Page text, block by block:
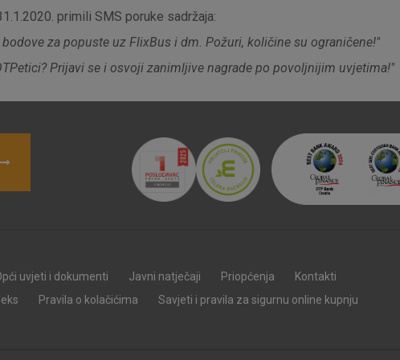
primili SMS poruke sadržaja:
za popuste uz FlixBus i dm. Požuri, količine su ograničene!"
Prijavi se i osvoji zanimljive nagrade po povoljnijim uvjetima!"
uvjeti i dokumenti Javni natječaji Priopćenja
Kontakti
Pravila o kolačićima
Savjeti i pravila za sigurnu online kupnju
kolačići
Marketinški